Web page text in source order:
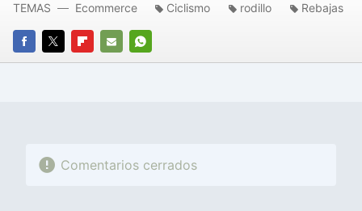
FACEBOOK
TWITTERFLIPBOARD
E-
WHATSAPP
TEMAS Ecommerce Ciclismo rodillo Rebajas
Comentarios cerrados